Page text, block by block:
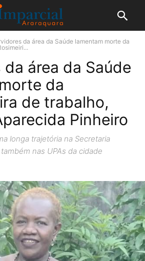
da área da Saúde lamentam morte da
área da Saúde
da
de trabalho,
Pinheiro
longa trajetória na Secretaria
nas UPAs da cidade